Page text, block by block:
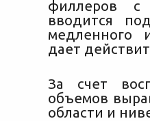
филлеров с
вводится
медленного
дает
За счет
объемов
области и